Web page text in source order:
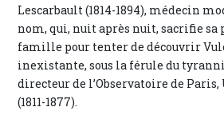
Lescarbault (1814-1894), médecin
nom, qui, nuit après nuit, sacrifie sa
famille pour tenter de découvrir
inexistante, sous la férule du
directeur de l’Observatoire de
(1811-1877).